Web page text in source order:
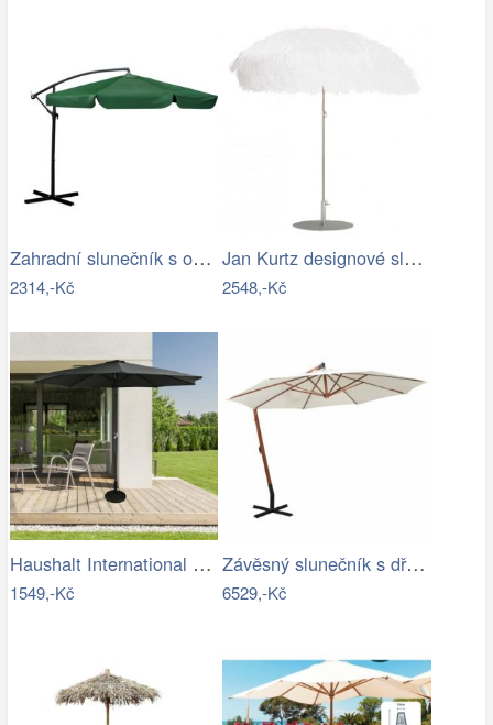
Zahradní slunečník s obalem PL-881,…
2314,-Kč
Jan Kurtz designové slunečníky Hawaii
2548,-Kč
Haushalt International Kovový slunečník…
1549,-Kč
Závěsný slunečník s dřevěnou tyčí Ø 350…
6529,-Kč